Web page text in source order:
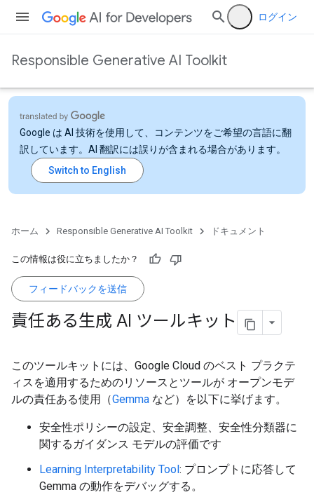
ログイン
Responsible Generative AI Toolkit
Google は AI 技術を使用して、コンテンツをご希望の言語に翻
訳しています。AI 翻訳には誤りが含まれる場合があります。
ホーム Responsible Generative AI Toolkit ドキュメント
この情報は役に立ちましたか？
フィードバックを送信
責任ある生成 AI ツールキット
このツールキットには、Google Cloud のベスト プラクテ
ィスを適用するためのリソースとツールが オープンモデ
ルの責任ある使用（Gemma など）を以下に挙げます。
安全性ポリシーの設定、安全調整、安全性分類器に
関するガイダンス モデルの評価です
Learning Interpretability Tool: プロンプトに応答して
Gemma の動作をデバッグする。